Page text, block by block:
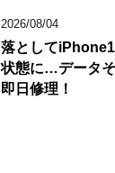
2026/08/04
落として
状態に…データ
即日修理！